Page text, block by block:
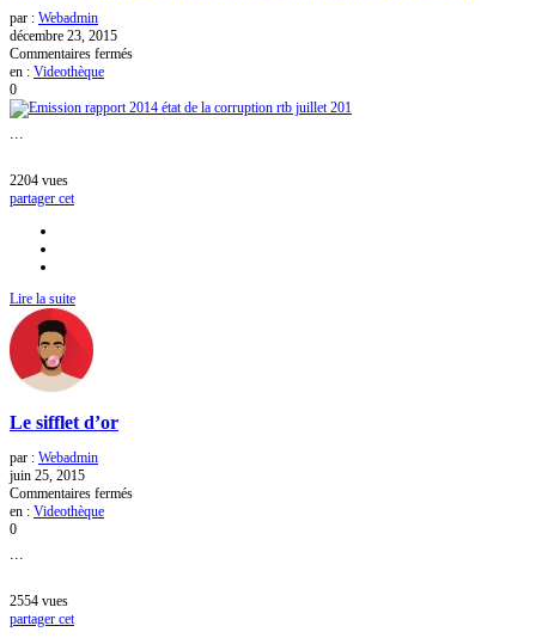
par : Webadmin
décembre 23, 2015
Commentaires fermés
2014
en : Videothèque
0
2204 vues
partager cet
Lire la suite
Le sifflet d’or
par : Webadmin
juin 25, 2015
Commentaires ferméssur
en : Videothèque
0
...
2554 vues
partager cet